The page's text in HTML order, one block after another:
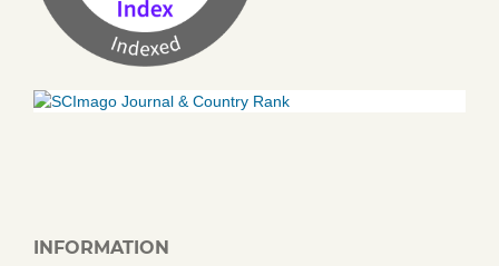
INFORMATION